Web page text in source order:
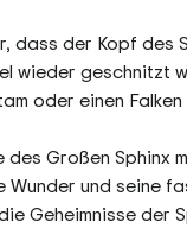
der Kopf des
wieder
oder einen
Großen Sphinx
und seine
Geheimnisse der